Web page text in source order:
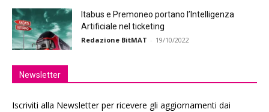
Itabus e Premoneo portano l’Intelligenza
Artificiale nel ticketing
Redazione BitMAT - 19/10/2022
Newsletter
Iscriviti alla Newsletter per ricevere gli aggiornamenti dai